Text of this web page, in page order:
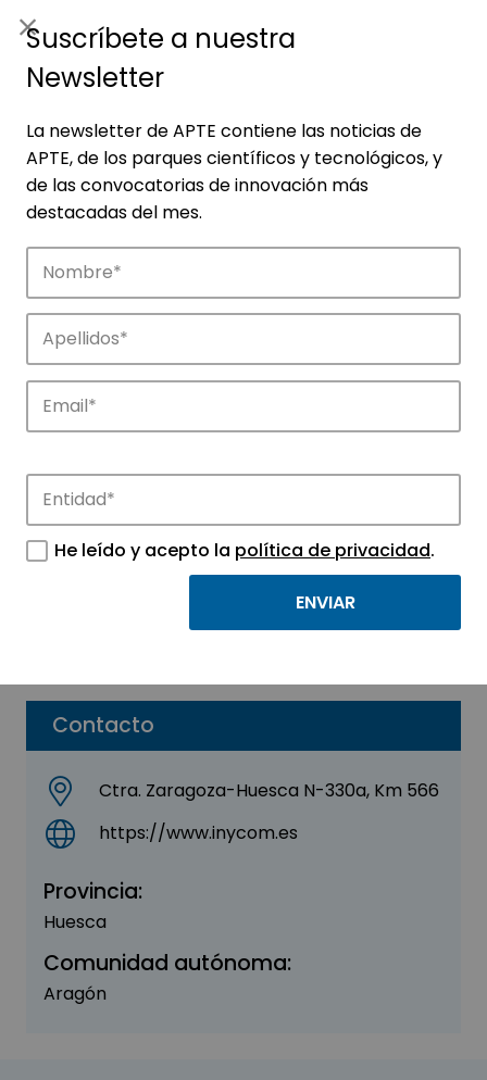
Empresas
Descubre las empresas que impulsan la
innovación en los parques de APTE.
Contacto
Ctra. Zaragoza-Huesca N-330a, Km 566
https://www.inycom.es
Provincia:
Huesca
Comunidad autónoma:
Aragón
Inycom
INGENIERIA, CONSULTORIA Y ASESORIA
Suscríbete a nuestra
Newsletter
La newsletter de APTE contiene las noticias de
APTE, de los parques científicos y tecnológicos, y
de las convocatorias de innovación más
destacadas del mes.
He leído y acepto la política de privacidad.